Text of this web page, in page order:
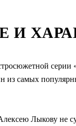
И
серии
самых
Лыкову не